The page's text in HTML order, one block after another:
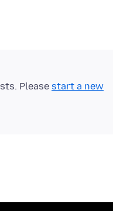
Please start a new